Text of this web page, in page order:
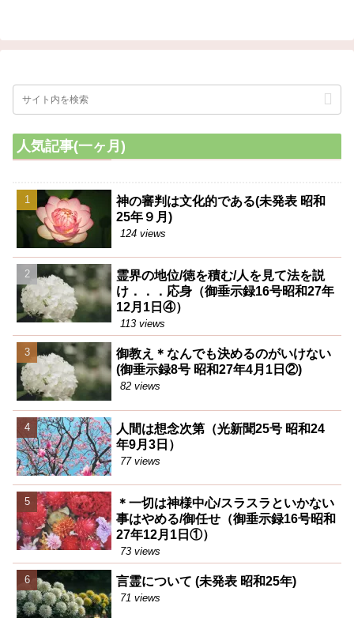
人気記事(一ヶ月)
神の審判は文化的である(未発表 昭和
25年９月)
124 views
霊界の地位/徳を積む/人を見て法を説
け．．．応身（御垂示録16号昭和27年
12月1日④）
113 views
御教え＊なんでも決めるのがいけない
(御垂示録8号 昭和27年4月1日②)
82 views
人間は想念次第（光新聞25号 昭和24
年9月3日）
77 views
＊一切は神様中心/スラスラといかない
事はやめる/御任せ（御垂示録16号昭和
27年12月1日①）
73 views
言霊について (未発表 昭和25年)
71 views